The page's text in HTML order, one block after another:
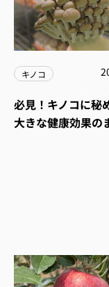
キノコ
必見！キノコに秘
大きな健康効果の